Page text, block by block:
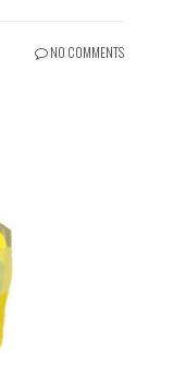
NO COMMENTS